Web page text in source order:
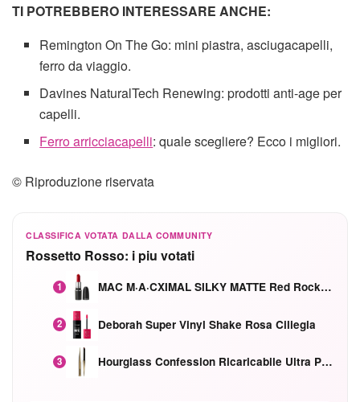
TI POTREBBERO INTERESSARE ANCHE:
Remington On The Go: mini piastra, asciugacapelli,
ferro da viaggio.
Davines NaturalTech Renewing: prodotti anti-age per
capelli.
Ferro arricciacapelli: quale scegliere? Ecco i migliori.
© Riproduzione riservata
CLASSIFICA VOTATA DALLA COMMUNITY
Rossetto Rosso: i piu votati
1 MAC M·A·CXIMAL SILKY MATTE Red Rock mat
2 Deborah Super Vinyl Shake Rosa Ciliegia
3 Hourglass Confession Ricaricabile Ultra Preciso Ad Alta Intensità Secretly Classic Red